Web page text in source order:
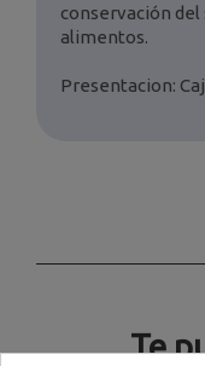
conservación del
alimentos.
Presentacion:
Te